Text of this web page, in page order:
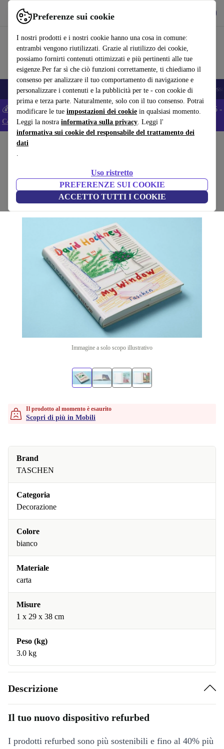
Preferenze sui cookie
I nostri prodotti e i nostri cookie hanno una cosa in comune:
entrambi vengono riutilizzati. Grazie al riutilizzo dei cookie,
possiamo fornirti contenuti ottimizzati e più pertinenti alle tue
esigenze.Per far sì che ciò funzioni correttamente, ti chiediamo il
consenso per analizzare il tuo comportamento di navigazione e
personalizzare i contenuti e la pubblicità per te - con cookie di
prima e terza parte. Naturalmente, solo con il tuo consenso. Potrai
modificare le tue impostazioni dei cookie in qualsiasi momento.
Leggi la nostra informativa sulla privacy. Leggi l'
informativa sui cookie del responsabile del trattamento dei
dati
.
Uso ristretto
PREFERENZE SUI COOKIE
ACCETTO TUTTI I COOKIE
Usa refurbed in modo rapido e semplice
🎒 Back to school Smartphone Portatili Tablet Smartwatch
💰 Extra -5% su tutti gli smartphone Android - Codice: ANDROID5 -
Condizioni
Home
David Hockney. My Window
bianco
(Raccolta recensioni)
Immagine a solo scopo illustrativo
Il prodotto al momento è esaurito
Scopri di più in Mobili
Brand
TASCHEN
Categoria
Decorazione
Colore
bianco
Materiale
carta
Misure
1 x 29 x 38 cm
Peso (kg)
3.0 kg
Descrizione
Il tuo nuovo dispositivo refurbed
I prodotti refurbed sono più sostenibili e fino al 40% più